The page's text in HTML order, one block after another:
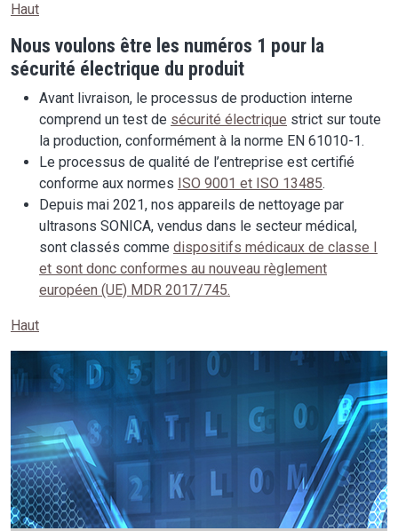
Haut
Nous voulons être les numéros 1 pour la
sécurité électrique du produit
Avant livraison, le processus de production interne
comprend un test de sécurité électrique strict sur toute
la production, conformément à la norme EN 61010-1.
Le processus de qualité de l’entreprise est certifié
conforme aux normes ISO 9001 et ISO 13485.
Depuis mai 2021, nos appareils de nettoyage par
ultrasons SONICA, vendus dans le secteur médical,
sont classés comme dispositifs médicaux de classe I
et sont donc conformes au nouveau règlement
européen (UE) MDR 2017/745.
Haut